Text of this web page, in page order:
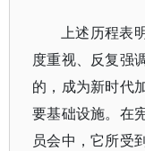
上述历程表
度重视、反复强
的，成为新时代
要基础设施。在
员会中，它所受